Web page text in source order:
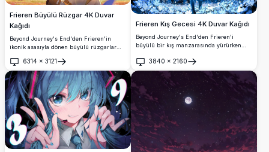
Frieren Büyülü Rüzgar 4K Duvar
Kağıdı
Beyond Journey's End'den Frieren'in
ikonik asasıyla dönen büyülü rüzgarlar
kağıdı. Beyaz saçlı elf büyücü, akan
saçları ve mistik atmosferiyle hayalperest
bir gün batımı fonunda ultra-yüksek tanım
kalitesinde güzel bir şekilde işlenmiştir.
6314 × 3121
Aç
Frieren Kış Gecesi 4K Duvar Kağıdı
Beyond Journey's End'den Frieren'i
büyülü bir kış manzarasında yürürken
Beyaz saçlı elf büyücü, yıldızlı gece
gökyüzünün altında dönen kar, parlayan
çiçekler ve büyülü yapraklar ile çevrili
olarak muhteşem ultra-yüksek çözünürlük
kalitesinde sunuluyor.
3840 × 2160
Aç